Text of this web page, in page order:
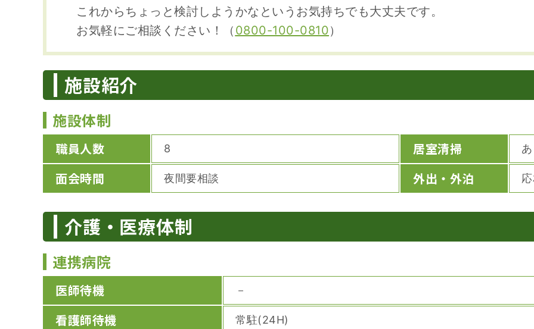
これからちょっと検討しようかなというお気持ちでも大丈夫です。
お気軽にご相談ください！（ 0800-100-0810）
施設紹介
施設体制
職員人数 8 居室清掃
面会時間 夜間要相談 外出・外泊
介護・医療体制
連携病院
医師待機 －
看護師待機 常駐(24H)